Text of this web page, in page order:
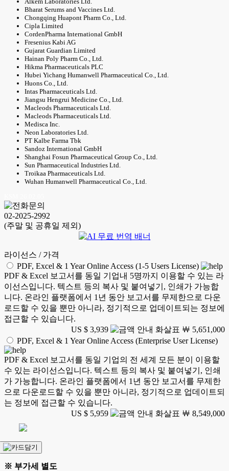
Bharat Serums and Vaccines Ltd.
Chongqing Huapont Pharm Co., Ltd.
Cipla Limited
CordenPharma International GmbH
Fresenius Kabi AG
Gujarat Guardian Limited
Hainan Poly Pharm Co., Ltd.
Hikma Pharmaceuticals PLC
Hubei Yichang Humanwell Pharmaceutical Co., Ltd.
Huons Co., Ltd.
Intas Pharmaceuticals Ltd.
Jiangsu Hengrui Medicine Co., Ltd.
Macleods Pharmaceuticals Ltd.
Macleods Pharmaceuticals Ltd.
Medisca Inc.
Neon Laboratories Ltd.
PT Kalbe Farma Tbk
Sandoz International GmbH
Shanghai Fosun Pharmaceutical Group Co., Ltd.
Sun Pharmaceutical Industries Ltd.
Troikaa Pharmaceuticals Ltd.
Wuhan Humanwell Pharmaceutical Co., Ltd.
02-2025-2992
(주말 및 공휴일 제외)
라이선스 / 가격
PDF, Excel & 1 Year Online Access (1-5 Users License)
PDF & Excel 보고서를 동일 기업내 5명까지 이용할 수 있는 라
이선스입니다. 텍스트 등의 복사 및 붙여넣기, 인쇄가 가능합
니다. 온라인 플랫폼에서 1년 동안 보고서를 무제한으로 다운
로드할 수 있을 뿐만 아니라, 정기적으로 업데이트되는 정보에
접근할 수 있습니다.
US $ 3,939
￦ 5,651,000
PDF, Excel & 1 Year Online Access (Enterprise User License)
PDF & Excel 보고서를 동일 기업의 전 세계 모든 분이 이용할
수 있는 라이선스입니다. 텍스트 등의 복사 및 붙여넣기, 인쇄
가 가능합니다. 온라인 플랫폼에서 1년 동안 보고서를 무제한
으로 다운로드할 수 있을 뿐만 아니라, 정기적으로 업데이트되
는 정보에 접근할 수 있습니다.
US $ 5,959
￦ 8,549,000
※ 부가세 별도